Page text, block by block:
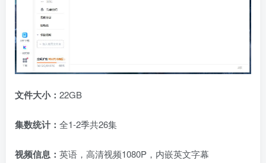
文件大小： 22GB
集数统计： 全1-2季共26集
视频信息： 英语，高清视频1080P，内嵌英文字幕